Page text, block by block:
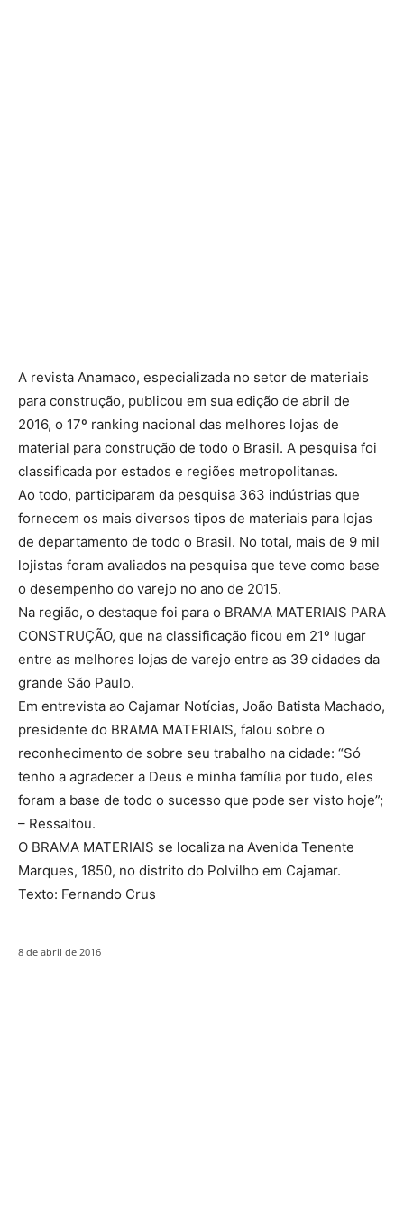
A revista Anamaco, especializada no setor de materiais
para construção, publicou em sua edição de abril de
2016, o 17º ranking nacional das melhores lojas de
material para construção de todo o Brasil. A pesquisa foi
classificada por estados e regiões metropolitanas.
Ao todo, participaram da pesquisa 363 indústrias que
fornecem os mais diversos tipos de materiais para lojas
de departamento de todo o Brasil. No total, mais de 9 mil
lojistas foram avaliados na pesquisa que teve como base
o desempenho do varejo no ano de 2015.
Na região, o destaque foi para o BRAMA MATERIAIS PARA
CONSTRUÇÃO, que na classificação ficou em 21º lugar
entre as melhores lojas de varejo entre as 39 cidades da
grande São Paulo.
Em entrevista ao Cajamar Notícias, João Batista Machado,
presidente do BRAMA MATERIAIS, falou sobre o
reconhecimento de sobre seu trabalho na cidade: “Só
tenho a agradecer a Deus e minha família por tudo, eles
foram a base de todo o sucesso que pode ser visto hoje”;
– Ressaltou.
O BRAMA MATERIAIS se localiza na Avenida Tenente
Marques, 1850, no distrito do Polvilho em Cajamar.
Texto: Fernando Crus
8 de abril de 2016